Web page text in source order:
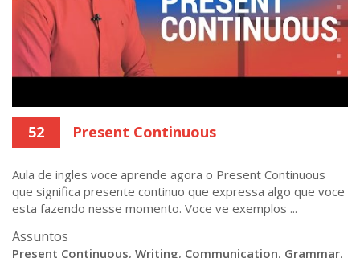
52 Present Continuous
Aula de ingles voce aprende agora o Present Continuous
que significa presente continuo que expressa algo que voce
esta fazendo nesse momento. Voce ve exemplos ...
Assuntos
Present Continuous, Writing, Communication, Grammar,